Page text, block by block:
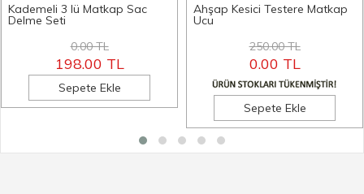
Kademeli 3 lü Matkap Sac
Delme Seti
0.00 TL
198.00 TL
Sepete Ekle
Ahşap Kesici Testere Matkap
Ucu
250.00 TL
0.00 TL
Sepete Ekle